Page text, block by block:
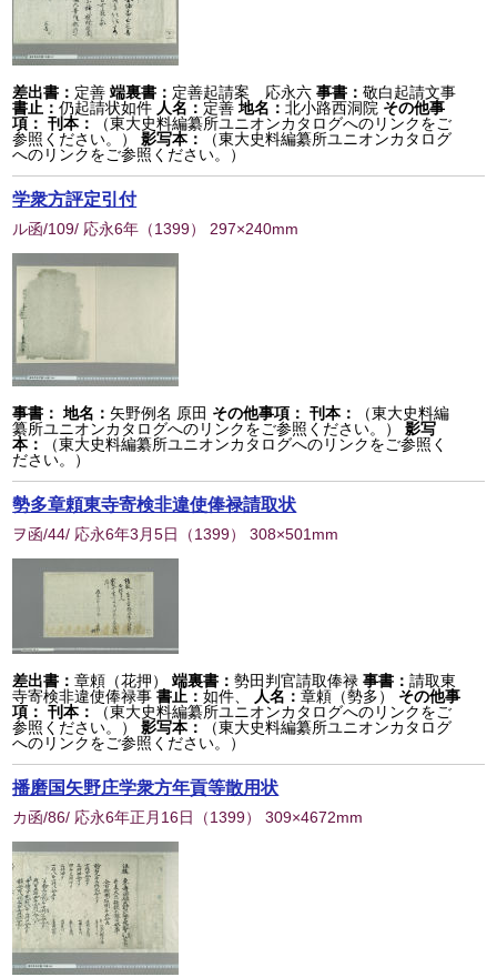
差出書： 定善 端裏書： 定善起請案 応永六 事書：敬白起請文事
書止：仍起請状如件 人名： 定善 地名：北小路西洞院 その他事
項： 刊本：
（東大史料編纂所ユニオンカタログへのリンクをご
参照ください。）
影写本：
（東大史料編纂所ユニオンカタログ
へのリンクをご参照ください。）
学衆方評定引付
ル函/109/ 応永6年 （1399） 297×240mm
事書： 地名： 矢野例名 原田 その他事項： 刊本：
（東大史料編
纂所ユニオンカタログへのリンクをご参照ください。）
影写
本：
（東大史料編纂所ユニオンカタログへのリンクをご参照く
ださい。）
勢多章頼東寺寄検非違使俸禄請取状
ヲ函/44/ 応永6年3月5日 （1399） 308×501mm
差出書：章頼（花押） 端裏書：勢田判官請取俸禄 事書：請取東
寺寄検非違使俸禄事書止：如件、 人名：章頼（勢多）
その他事
項： 刊本：
（東大史料編纂所ユニオンカタログへのリンクをご
参照ください。）
影写本：
（東大史料編纂所ユニオンカタログ
へのリンクをご参照ください。）
播磨国矢野庄学衆方年貢等散用状
カ函/86/ 応永6年正月16日 （1399） 309×4672mm